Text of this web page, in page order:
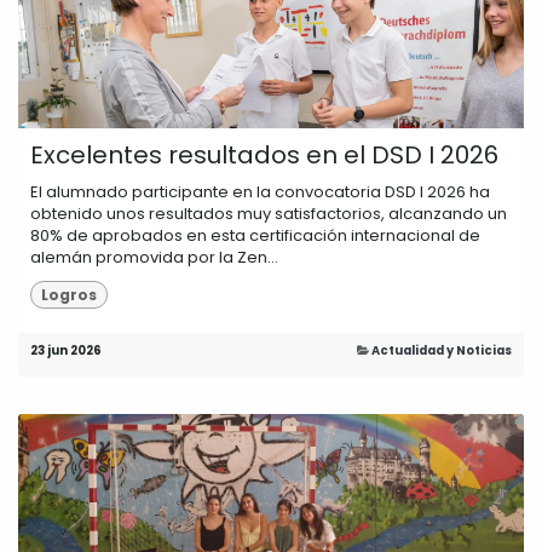
Excelentes resultados en el DSD I 2026
El alumnado participante en la convocatoria DSD I 2026 ha
obtenido unos resultados muy satisfactorios, alcanzando un
80% de aprobados en esta certificación internacional de
alemán promovida por la Zen...
Logros
23 jun 2026 Actualidad y Noticias